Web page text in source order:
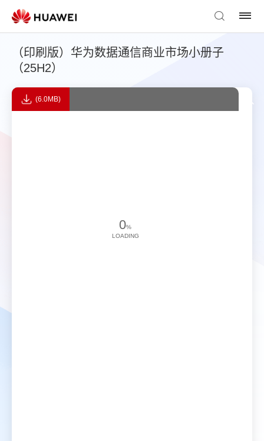
（印刷版）华为数据通信商业市场小册子
（25H2）
(6.0MB)
0%
LOADING